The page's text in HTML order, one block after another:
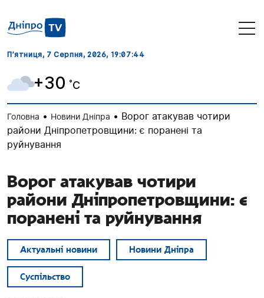
П’ятниця, 7 Серпня, 2026, 19:07:45
+30 ˚C
Головна • Новини Дніпра • Ворог атакував чотири
райони Дніпропетровщини: є поранені та
руйнування
Ворог атакував чотири
райони Дніпропетровщини: є
поранені та руйнування
Актуальні новини Новини Дніпра
Суспільство